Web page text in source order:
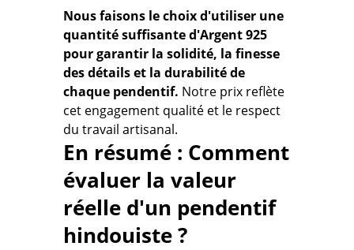
Nous faisons le choix d'utiliser une
quantité suffisante d'Argent 925
pour garantir la solidité, la finesse
des détails et la durabilité de
chaque pendentif. Notre prix reflète
cet engagement qualité et le respect
du travail artisanal.
En résumé : Comment
évaluer la valeur
réelle d'un pendentif
hindouiste ?